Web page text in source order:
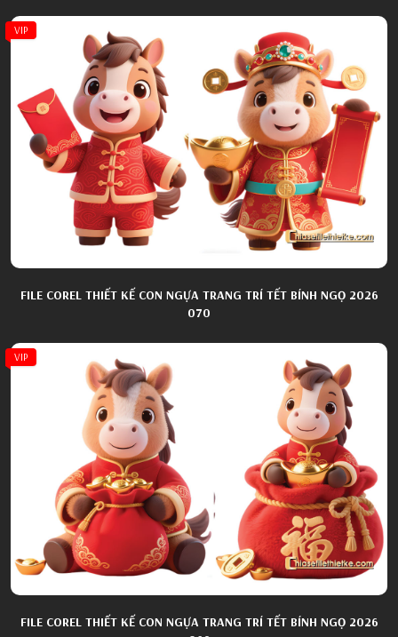
VIP
FILE COREL THIẾT KẾ CON NGỰA TRANG TRÍ TẾT BÍNH NGỌ 2026
070
VIP
FILE COREL THIẾT KẾ CON NGỰA TRANG TRÍ TẾT BÍNH NGỌ 2026